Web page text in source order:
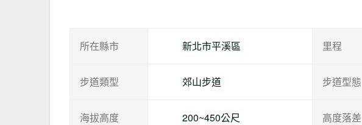
所在縣市 新北市平溪區 里程
步道類型 郊山步道 步道型態
海拔高度 200~450公尺 高度落差